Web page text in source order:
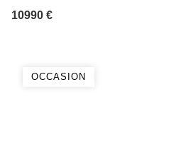
10990 €
OCCASION